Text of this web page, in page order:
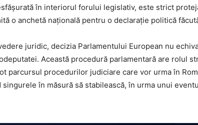
în interiorul forului legislativ, este strict
o anchetă națională pentru o declarație politică
juridic, decizia Parlamentului European nu
Această procedură parlamentară are rolul
parcursul procedurilor judiciare care vor urma în
singurele în măsură să stabilească, în urma unui